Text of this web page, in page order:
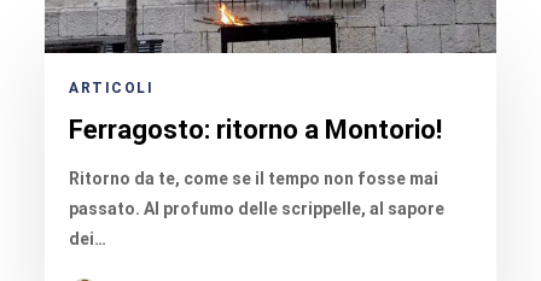
ARTICOLI
Ferragosto: ritorno a Montorio!
Ritorno da te, come se il tempo non fosse mai
passato. Al profumo delle scrippelle, al sapore
dei…